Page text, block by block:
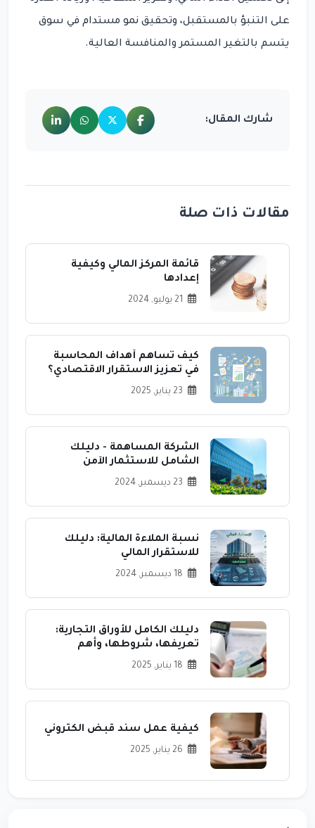
على التنبؤ بالمستقبل، وتحقيق نمو مستدام في سوق
يتسم بالتغير المستمر والمنافسة العالية.
شارك المقال:
مقالات ذات صلة
قائمة المركز المالي وكيفية
إعدادها
كيف تساهم أهداف المحاسبة
في تعزيز الاستقرار الاقتصادي؟
الشركة المساهمة - دليلك
الشامل للاستثمار الآمن
نسبة الملاءة المالية: دليلك
للاستقرار المالي
دليلك الكامل للأوراق التجارية:
تعريفها، شروطها، وأهم
فوائدها.
كيفية عمل سند قبض الكتروني